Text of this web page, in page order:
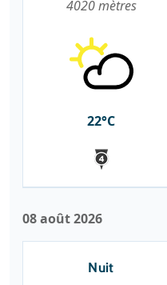
4020 mètres
22°C
08 août 2026
Nuit